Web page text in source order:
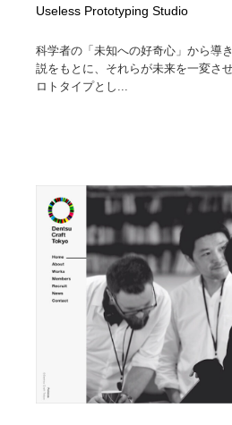
Useless Prototyping Studio
科学者の「未知への好奇心」から導
説をもとに、それらが未来を一変さ
ロトタイプとし...